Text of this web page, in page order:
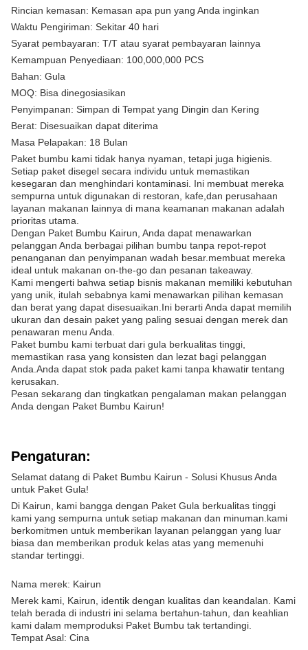
Rincian kemasan: Kemasan apa pun yang Anda inginkan
Waktu Pengiriman: Sekitar 40 hari
Syarat pembayaran: T/T atau syarat pembayaran lainnya
Kemampuan Penyediaan: 100,000,000 PCS
Bahan: Gula
MOQ: Bisa dinegosiasikan
Penyimpanan: Simpan di Tempat yang Dingin dan Kering
Berat: Disesuaikan dapat diterima
Masa Pelapakan: 18 Bulan
Paket bumbu kami tidak hanya nyaman, tetapi juga higienis.
Setiap paket disegel secara individu untuk memastikan
kesegaran dan menghindari kontaminasi. Ini membuat mereka
sempurna untuk digunakan di restoran, kafe,dan perusahaan
layanan makanan lainnya di mana keamanan makanan adalah
prioritas utama.
Dengan Paket Bumbu Kairun, Anda dapat menawarkan
pelanggan Anda berbagai pilihan bumbu tanpa repot-repot
penanganan dan penyimpanan wadah besar.membuat mereka
ideal untuk makanan on-the-go dan pesanan takeaway.
Kami mengerti bahwa setiap bisnis makanan memiliki kebutuhan
yang unik, itulah sebabnya kami menawarkan pilihan kemasan
dan berat yang dapat disesuaikan.Ini berarti Anda dapat memilih
ukuran dan desain paket yang paling sesuai dengan merek dan
penawaran menu Anda.
Paket bumbu kami terbuat dari gula berkualitas tinggi,
memastikan rasa yang konsisten dan lezat bagi pelanggan
Anda.Anda dapat stok pada paket kami tanpa khawatir tentang
kerusakan.
Pesan sekarang dan tingkatkan pengalaman makan pelanggan
Anda dengan Paket Bumbu Kairun!
Pengaturan:
Selamat datang di Paket Bumbu Kairun - Solusi Khusus Anda
untuk Paket Gula!
Di Kairun, kami bangga dengan Paket Gula berkualitas tinggi
kami yang sempurna untuk setiap makanan dan minuman.kami
berkomitmen untuk memberikan layanan pelanggan yang luar
biasa dan memberikan produk kelas atas yang memenuhi
standar tertinggi.
Nama merek: Kairun
Merek kami, Kairun, identik dengan kualitas dan keandalan. Kami
telah berada di industri ini selama bertahun-tahun, dan keahlian
kami dalam memproduksi Paket Bumbu tak tertandingi.
Tempat Asal: Cina